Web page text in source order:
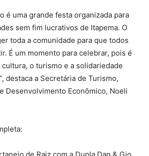
é uma grande festa organizada para
sem fim lucrativos de Itapema. O
toda a comunidade para que todos
É um momento para celebrar, pois é
cultura, o turismo e a solidariedade
destaca a Secretária de Turismo,
Desenvolvimento Econômico, Noeli